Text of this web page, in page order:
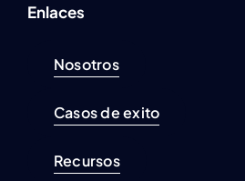
Enlaces
Nosotros
Casos de exito
Recursos